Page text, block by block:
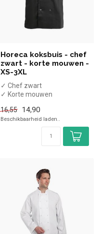
Horeca koksbuis - chef
zwart - korte mouwen -
XS-3XL
✓ Chef zwart
✓ Korte mouwen
16,55
14,90
Beschikbaarheid laden..